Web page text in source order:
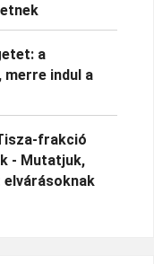
a
indul a
frakció
- Mutatjuk,
elvárásoknak